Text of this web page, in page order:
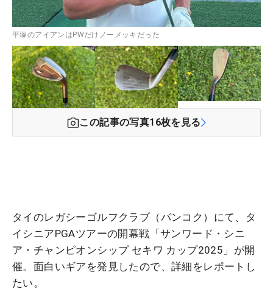
平塚のアイアンはPWだけノーメッキだった
この記事の写真16枚を見る
タイのレガシーゴルフクラブ（バンコク）にて、タ
イシニアPGAツアーの開幕戦「サンワード・シニ
ア・チャンピオンシップ セキワ カップ2025」が開
催。面白いギアを発見したので、詳細をレポートし
たい。